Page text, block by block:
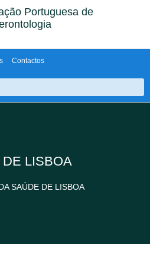
Portuguesa de
Contactos
LISBOA
SAÚDE DE LISBOA